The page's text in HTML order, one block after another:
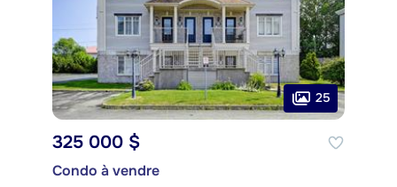
25
325 000 $
Condo à vendre